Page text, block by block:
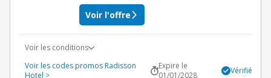
Voir l'offre
Voir les conditions
Voir les codes promos Radisson
Hotel >
Expire le
01/01/2028
Vérifié